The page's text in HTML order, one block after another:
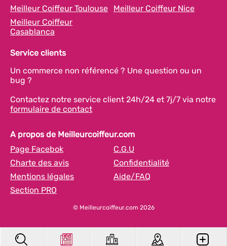
Meilleur Coiffeur Toulouse
Meilleur Coiffeur Nice
Meilleur Coiffeur
Casablanca
Service clients
Un commerce non référencé ? Une question ou un
bug ?
Contactez notre service client 24h/24 et 7j/7 via notre
formulaire de contact
A propos de Meilleurcoiffeur.com
Page Facebok
C.G.U
Charte des avis
Confidentialité
Mentions légales
Aide/FAQ
Section PRO
© Meilleurcoiffeur.com 2026